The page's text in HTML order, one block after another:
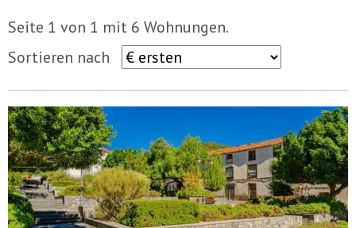
Seite 1 von 1 mit 6 Wohnungen.
Sortieren nach